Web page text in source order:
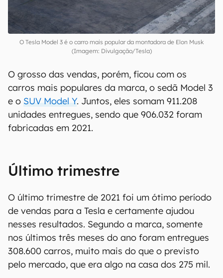
O Tesla Model 3 é o carro mais popular da montadora de Elon Musk
(Imagem: Divulgação/Tesla)
O grosso das vendas, porém, ficou com os
carros mais populares da marca, o sedã Model 3
e o SUV Model Y. Juntos, eles somam 911.208
unidades entregues, sendo que 906.032 foram
fabricadas em 2021.
Último trimestre
O último trimestre de 2021 foi um ótimo período
de vendas para a Tesla e certamente ajudou
nesses resultados. Segundo a marca, somente
nos últimos três meses do ano foram entregues
308.600 carros, muito mais do que o previsto
pelo mercado, que era algo na casa dos 275 mil.